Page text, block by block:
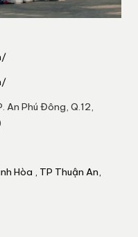
An Phú Đông, Q.12,
Hòa , TP Thuận An,